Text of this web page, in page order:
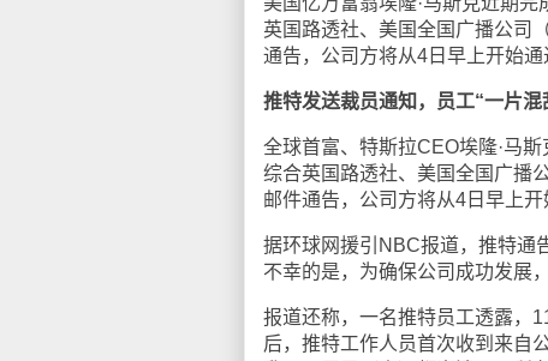
英国路透社、美国全国广播公司
通告，公司方将从4日早上开始
推特发送裁员通知，员工“一片混
全球首富、特斯拉CEO埃隆·马
综合英国路透社、美国全国广播
邮件通告，公司方将从4日早上
据环球网援引NBC报道，推特通
不幸的是，为确保公司成功发展
报道还称，一名推特员工透露，
后，推特工作人员首次收到来自